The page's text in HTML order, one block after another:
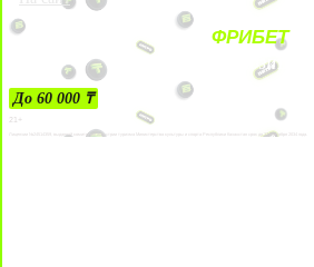
ФРИБЕТ
ЗА ДЕПОЗИТЫ
До 60 000 ₸
21+
Лицензии №24514359, выданной комитетом индустрии туризма Министерства культуры и спорта Республики Казахстан срок до 27 сентября 2034 года.